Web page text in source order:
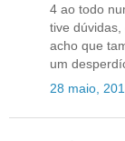
4 ao todo
tive
acho que
um
28 maio,